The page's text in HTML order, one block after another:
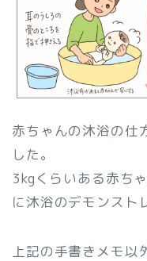
赤ちゃんの沐浴の仕
した。
3kgくらいある赤ち
に沐浴のデモンスト
上記の手書きメモ以